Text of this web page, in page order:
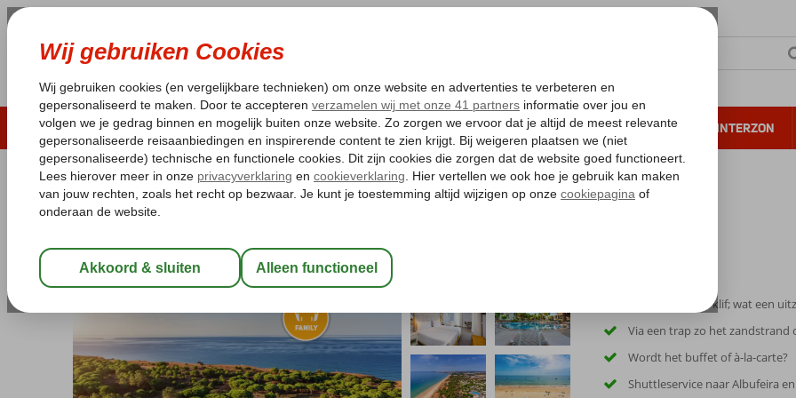
LAST MINUTE ZOMER 2026 ZONVAKANTIE VERRE REIZEN ALL INCLUSIVE WINTERZON
Pakketgarantie Laagsteprijsgarantie* Gratis annuleren*
Home
Portugal Algarve
AP Adriana Beach Resort
All Inclusive Hotel
Gelegen op een klif; wat een
Via een trap zo het zandstrand
Wordt het buffet of à-la-carte?
Shuttleservice naar Albufeira